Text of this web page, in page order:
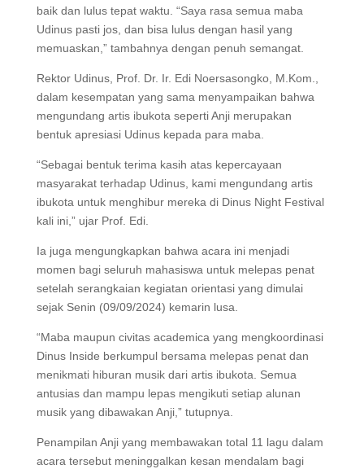
baik dan lulus tepat waktu. “Saya rasa semua maba
Udinus pasti jos, dan bisa lulus dengan hasil yang
memuaskan,” tambahnya dengan penuh semangat.
Rektor Udinus, Prof. Dr. Ir. Edi Noersasongko, M.Kom.,
dalam kesempatan yang sama menyampaikan bahwa
mengundang artis ibukota seperti Anji merupakan
bentuk apresiasi Udinus kepada para maba.
“Sebagai bentuk terima kasih atas kepercayaan
masyarakat terhadap Udinus, kami mengundang artis
ibukota untuk menghibur mereka di Dinus Night Festival
kali ini,” ujar Prof. Edi.
Ia juga mengungkapkan bahwa acara ini menjadi
momen bagi seluruh mahasiswa untuk melepas penat
setelah serangkaian kegiatan orientasi yang dimulai
sejak Senin (09/09/2024) kemarin lusa.
“Maba maupun civitas academica yang mengkoordinasi
Dinus Inside berkumpul bersama melepas penat dan
menikmati hiburan musik dari artis ibukota. Semua
antusias dan mampu lepas mengikuti setiap alunan
musik yang dibawakan Anji,” tutupnya.
Penampilan Anji yang membawakan total 11 lagu dalam
acara tersebut meninggalkan kesan mendalam bagi